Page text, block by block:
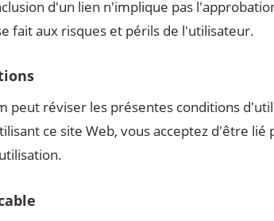
d'un lien n'implique pas
fait aux risques et périls de l'utilisateur.
peut réviser les présentes conditions
ce site Web, vous acceptez d'être